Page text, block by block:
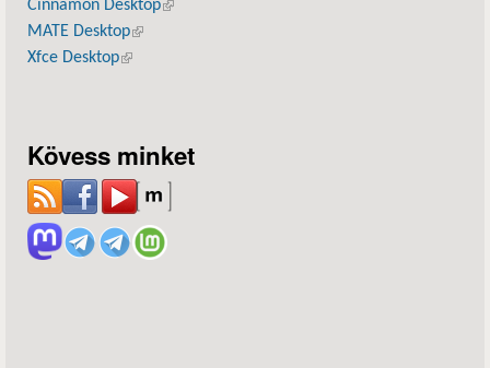
Cinnamon Desktop(külső hivatkozás)
MATE Desktop(külső hivatkozás)
Xfce Desktop(külső hivatkozás)
Kövess minket